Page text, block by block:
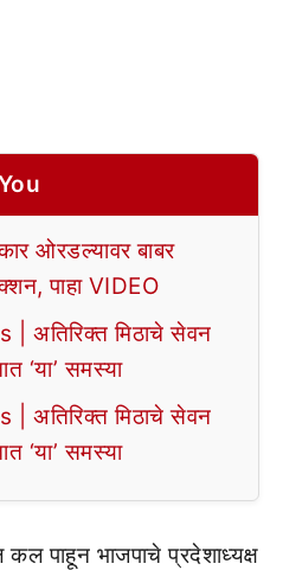
ओरडल्यावर बाबर
पाहा VIDEO
अतिरिक्त मिठाचे सेवन
‘या’ समस्या
अतिरिक्त मिठाचे सेवन
‘या’ समस्या
पाहून भाजपाचे प्रदेशाध्यक्ष